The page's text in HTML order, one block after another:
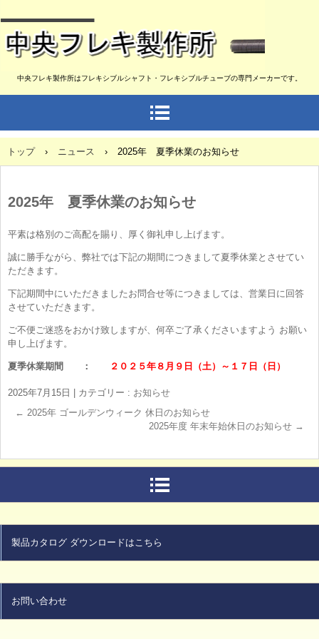
中央フレキ製作所はフレキシブルシャフト・フレキシブルチューブの専門メーカーです。
トップ › ニュース › 2025年 夏季休業のお知らせ
2025年 夏季休業のお知らせ
平素は格別のご高配を賜り、厚く御礼申し上げます。
誠に勝手ながら、弊社では下記の期間につきまして夏季休業とさせてい
ただきます。
下記期間中にいただきましたお問合せ等につきましては、営業日に回答
させていただきます。
ご不便ご迷惑をおかけ致しますが、何卒ご了承くださいますよう お願い
申し上げます。
夏季休業期間 ： ２０２５年８月９日（土）～１７日（日）
2025年7月15日 カテゴリー : お知らせ
← 2025年 ゴールデンウィーク 休日のお知らせ
2025年度 年末年始休日のお知らせ →
製品カタログ ダウンロードはこちら
お問い合わせ